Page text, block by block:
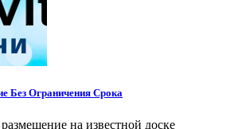
Без Ограничения Срока
на известной доске